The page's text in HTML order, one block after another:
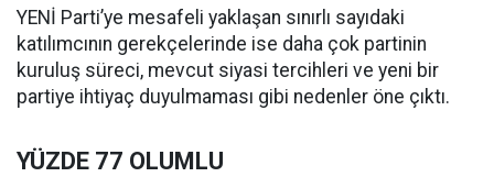
YENİ Parti’ye mesafeli yaklaşan sınırlı sayıdaki
katılımcının gerekçelerinde ise daha çok partinin
kuruluş süreci, mevcut siyasi tercihleri ve yeni bir
partiye ihtiyaç duyulmaması gibi nedenler öne çıktı.
YÜZDE 77 OLUMLU